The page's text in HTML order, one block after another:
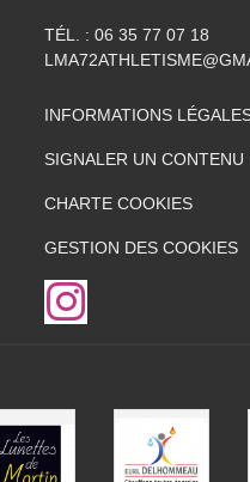
TÉL. : 06 35 77 07 18
INFORMATIONS
SIGNALER UN CONTENU
CHARTE COOKIES
GESTION DES COOKIES